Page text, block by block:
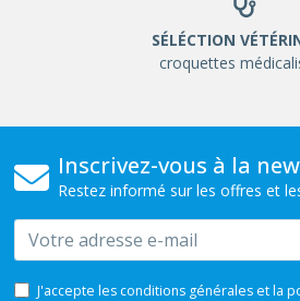
SÉLÉCTION
croquettes
Inscrivez-vous à la
Restez informé sur les offres et
Email
J'accepte les conditions générales et la